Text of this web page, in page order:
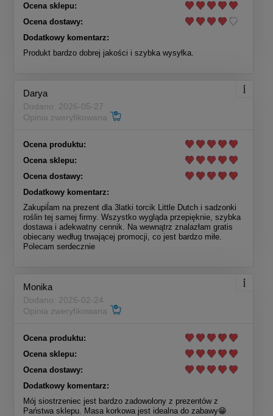
Ocena sklepu:
Ocena dostawy:
Dodatkowy komentarz:
Produkt bardzo dobrej jakości i szybka wysyłka.
Darya
Dodano: 2026-05-27
Opinia zweryfikowana
Ocena produktu:
Ocena sklepu:
Ocena dostawy:
Dodatkowy komentarz:
Zakupiĺam na prezent dla 3latki torcik Little Dutch i sadzonki
roślin tej samej firmy. Wszystko wygląda przepięknie, szybka
dostawa i adekwatny cennik. Na wewnątrz znalazłam gratis
obiecany według trwającej promocji, co jest bardzo miłe.
Polecam serdecznie
Monika
Dodano: 2026-02-24
Opinia zweryfikowana
Ocena produktu:
Ocena sklepu:
Ocena dostawy:
Dodatkowy komentarz:
Mój siostrzeniec jest bardzo zadowolony z prezentów z
Państwa sklepu. Masa korkowa jest idealna do zabawy😁